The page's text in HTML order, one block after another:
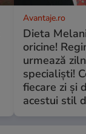
Avantaje.ro
Dieta
oricine!
urmează
specialiști!
fiecare zi și
acestui stil